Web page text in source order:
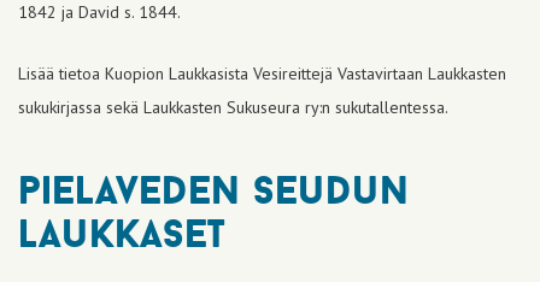
1842 ja David s. 1844.
Lisää tietoa Kuopion Laukkasista Vesireittejä Vastavirtaan Laukkasten
sukukirjassa sekä Laukkasten Sukuseura ry:n sukutallentessa.
pielaveden seudun
laukkaset